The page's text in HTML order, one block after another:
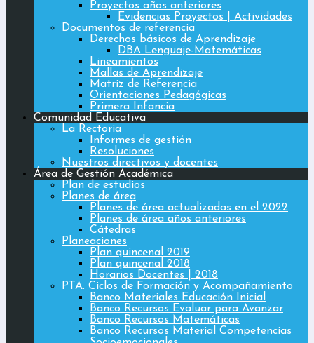
Proyectos años anteriores
Evidencias Proyectos | Actividades
Documentos de referencia
Derechos básicos de Aprendizaje
DBA Lenguaje-Matemáticas
Lineamientos
Mallas de Aprendizaje
Matriz de Referencia
Orientaciones Pedagógicas
Primera Infancia
Comunidad Educativa
La Rectoria
Informes de gestión
Resoluciones
Nuestros directivos y docentes
Área de Gestión Académica
Plan de estudios
Planes de área
Planes de área actualizadas en el 2022
Planes de área años anteriores
Cátedras
Planeaciones
Plan quincenal 2019
Plan quincenal 2018
Horarios Docentes | 2018
PTA. Ciclos de Formación y Acompañamiento
Banco Materiales Educación Inicial
Banco Recursos Evaluar para Avanzar
Banco Recursos Matemáticas
Banco Recursos Material Competencias